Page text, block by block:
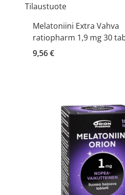
Tilaustuote
Melatoniini Extra Vahva
ratiopharm 1,9 mg 30
9,56 €